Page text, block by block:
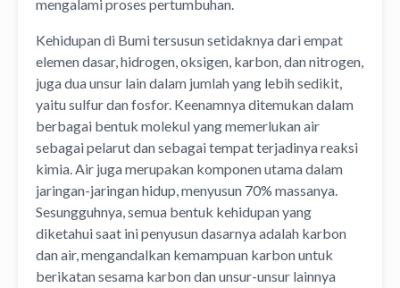
mengalami proses pertumbuhan.
Kehidupan di Bumi tersusun setidaknya dari empat
elemen dasar, hidrogen, oksigen, karbon, dan nitrogen,
juga dua unsur lain dalam jumlah yang lebih sedikit,
yaitu sulfur dan fosfor. Keenamnya ditemukan dalam
berbagai bentuk molekul yang memerlukan air
sebagai pelarut dan sebagai tempat terjadinya reaksi
kimia. Air juga merupakan komponen utama dalam
jaringan-jaringan hidup, menyusun 70% massanya.
Sesungguhnya, semua bentuk kehidupan yang
diketahui saat ini penyusun dasarnya adalah karbon
dan air, mengandalkan kemampuan karbon untuk
berikatan sesama karbon dan unsur-unsur lainnya